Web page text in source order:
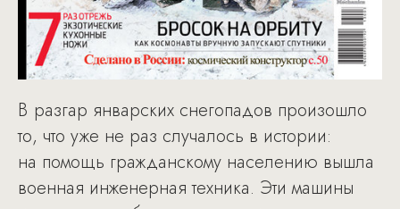
В разгар январских снегопадов произошло
то, что уже не раз случалось в истории:
на помощь гражданскому населению вышла
военная инженерная техника. Эти машины